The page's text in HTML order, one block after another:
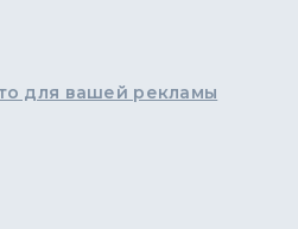
для вашей рекламы